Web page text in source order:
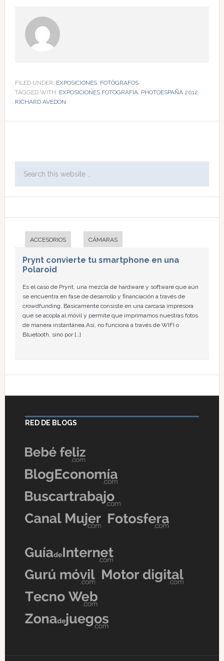
FILED UNDER: EXPOSICIONES, FOTÓGRAFOS
TAGGED WITH: EXPOSICIONES FOTOGRAFÍA, PHOTOESPAÑA 2012,
RICHARD AVEDON
ACCESORIOS CÁMARAS
Prynt convierte tu smartphone en una
Polaroid
Es el caso de Prynt, una mezcla de hardware y software que aún
se encuentra en fase de desarrollo y financiación a través de
crowdfunding. Básicamente consiste en una carcasa impresora
que se acopla al móvil y permite que imprimamos nuestras fotos
de manera instantánea.Así, no funciona a través de WIFI o
Bluetooth, sino por […]
RED DE BLOGS